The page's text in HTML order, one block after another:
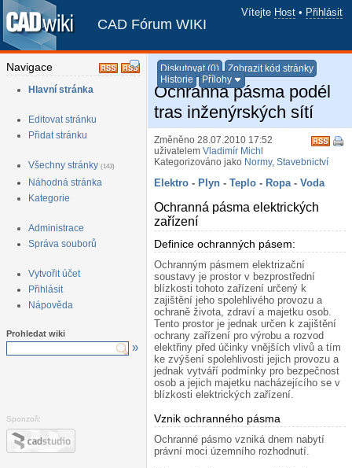
Vítejte Host • Přihlásit
CAD Fórum WIKI
Navigace
Hlavní stránka
Editovat stránku
Přidat stránku
Všechny stránky (143)
Náhodná stránka
Kategorie
Administrace
Správa souborů
Vytvořit účet
Přihlásit
Nápověda
Prohledat wiki
»
Sponzoři:
Diskutovat (0)
Zobrazit kód stránky
Historie
Přílohy
Ochranná pásma podél
tras inženýrských sítí
Změněno 28.07.2010 17:52
uživatelem Vladimír Michl
Kategorizováno jako Normy, Stavebnictví
Elektro - Plyn - Teplo - Ropa- Voda
Ochranná pásma elektrických
zařízení
Definice ochranných pásem:
Ochranným pásmem elektrizační
soustavy je prostor v bezprostřední
blízkosti tohoto zařízení určený k
zajištění jeho spolehlivého provozu a
ochraně života, zdraví a majetku osob.
Tento prostor je jednak určen k zajištění
ochrany zařízení pro výrobu a rozvod
elektřiny před účinky vnějších vlivů a tím
ke zvýšení spolehlivosti jejich provozu a
jednak vytváří podmínky pro bezpečnost
osob a jejich majetku nacházejícího se v
blízkosti elektrických zařízení.
Vznik ochranného pásma
Ochranné pásmo vzniká dnem nabytí
právní moci územního rozhodnutí.